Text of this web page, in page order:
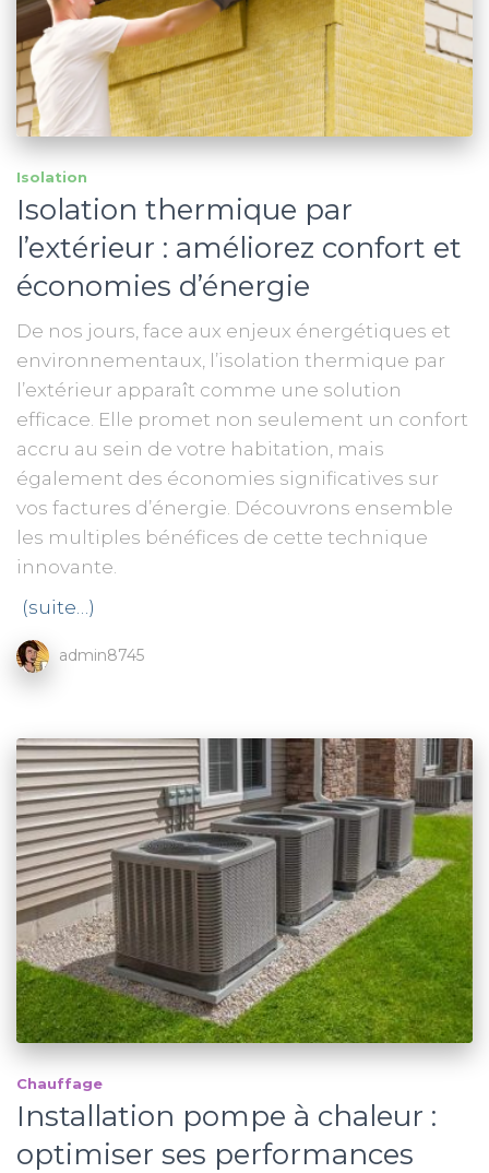
Isolation
Isolation thermique par
l’extérieur : améliorez confort et
économies d’énergie
De nos jours, face aux enjeux énergétiques et
environnementaux, l’isolation thermique par
l’extérieur apparaît comme une solution
efficace. Elle promet non seulement un confort
accru au sein de votre habitation, mais
également des économies significatives sur
vos factures d’énergie. Découvrons ensemble
les multiples bénéfices de cette technique
innovante.
(suite…)
admin8745
Chauffage
Installation pompe à chaleur :
optimiser ses performances